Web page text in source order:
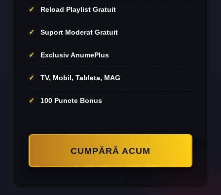
Reload Playlist Gratuit
Suport Moderat Gratuit
Exclusiv AnumePlus
TV, Mobil, Tableta, MAG
100 Puncte Bonus
CUMPĂRĂ ACUM